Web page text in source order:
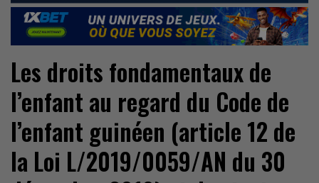
Les droits fondamentaux de
l’enfant au regard du Code de
l’enfant guinéen (article 12 de
la Loi L/2019/0059/AN du 30